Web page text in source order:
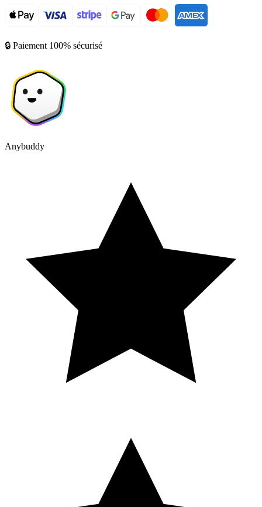
🔒 Paiement 100% sécurisé
Anybuddy